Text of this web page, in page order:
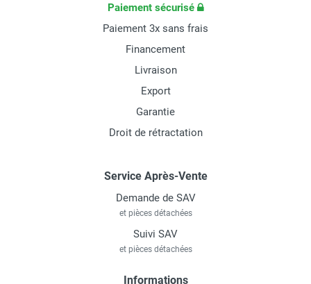
Paiement sécurisé
Paiement 3x sans frais
Financement
Livraison
Export
Garantie
Droit de rétractation
Service Après-Vente
Demande de SAV
et pièces détachées
Suivi SAV
et pièces détachées
Informations